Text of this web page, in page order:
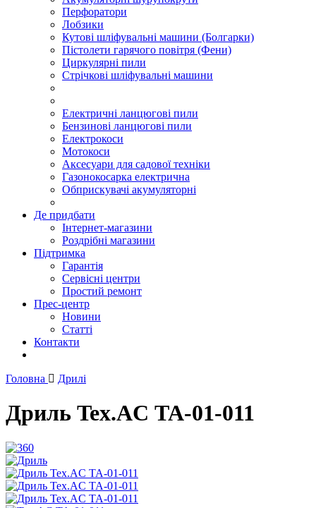
Перфоратори
Лобзики
Кутові шліфувальні машини (Болгарки)
Пістолети гарячого повітря (Фени)
Циркулярні пили
Стрічкові шліфувальні машини
Електричні ланцюгові пили
Бензинові ланцюгові пили
Електрокоси
Мотокоси
Аксесуари для садової техніки
Газонокосарка електрична
Обприскувачі акумуляторні
Де придбати
Інтернет-магазини
Роздрібні магазини
Підтримка
Гарантія
Сервісні центри
Простий ремонт
Прес-центр
Новини
Статті
Контакти
Головна Дрилі
Дриль Tex.AC ТА-01-011